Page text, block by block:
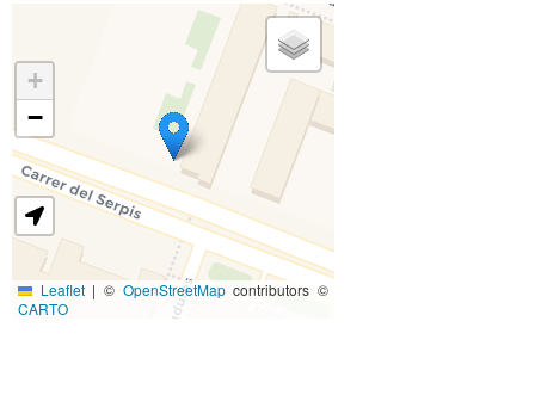
+
−
Leaflet | © OpenStreetMapcontributors ©
CARTO